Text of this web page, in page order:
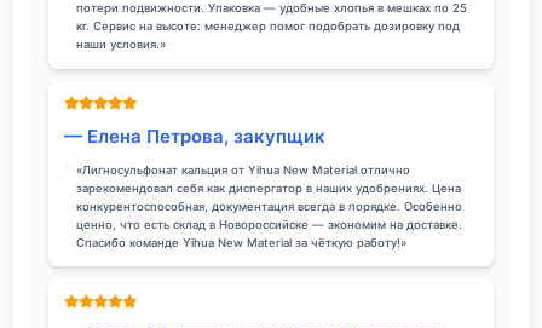
потери подвижности. Упаковка — удобные хлопья в мешках по 25
кг. Сервис на высоте: менеджер помог подобрать дозировку под
наши условия.»
— Елена Петрова, закупщик
«Лигносульфонат кальция от Yihua New Material отлично
зарекомендовал себя как диспергатор в наших удобрениях. Цена
конкурентоспособная, документация всегда в порядке. Особенно
ценно, что есть склад в Новороссийске — экономим на доставке.
Спасибо команде Yihua New Material за чёткую работу!»